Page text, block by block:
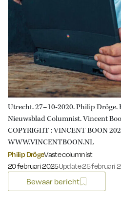
Utrecht. 27–10-2020. Philip Dröge.
Nieuwsblad Columnist. Vincent
COPYRIGHT : VINCENT BOON
WWW.VINCENTBOON.NL
Philip DrögeVaste columnist
Gepubliceerd op:
20 februari 2025Update 25 februari
Bewaar bericht